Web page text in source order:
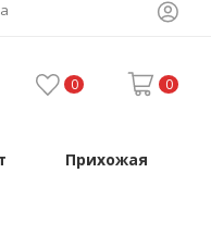
0 0
Прихожая